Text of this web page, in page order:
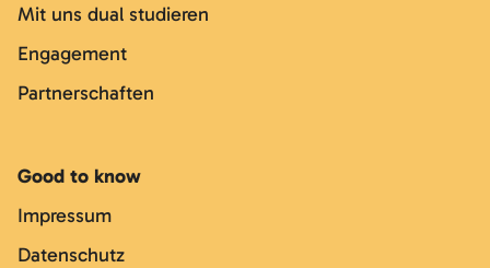
Mit uns dual studieren
Engagement
Partnerschaften
Good to know
Impressum
Datenschutz